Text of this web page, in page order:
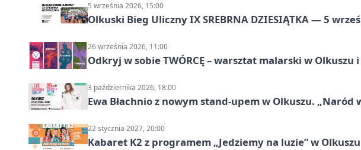
5 września 2026, 15:00
Olkuski Bieg Uliczny IX SREBRNA DZIESIĄTKA — 5
26 września 2026, 11:00
Odkryj w sobie TWÓRCĘ – warsztat malarski w Olkuszu
3 października 2026, 18:00
Ewa Błachnio z nowym stand-upem w Olkuszu. „Naród
22 stycznia 2027, 20:00
Kabaret K2 z programem „Jedziemy na luzie” w Olkuszu